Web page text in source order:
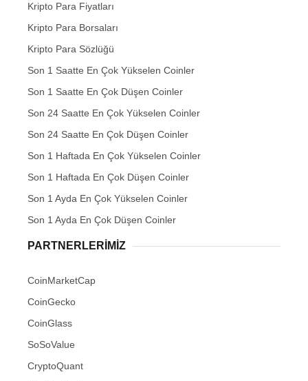
Kripto Para Fiyatları
Kripto Para Borsaları
Kripto Para Sözlüğü
Son 1 Saatte En Çok Yükselen Coinler
Son 1 Saatte En Çok Düşen Coinler
Son 24 Saatte En Çok Yükselen Coinler
Son 24 Saatte En Çok Düşen Coinler
Son 1 Haftada En Çok Yükselen Coinler
Son 1 Haftada En Çok Düşen Coinler
Son 1 Ayda En Çok Yükselen Coinler
Son 1 Ayda En Çok Düşen Coinler
PARTNERLERIMIZ
CoinMarketCap
CoinGecko
CoinGlass
SoSoValue
CryptoQuant